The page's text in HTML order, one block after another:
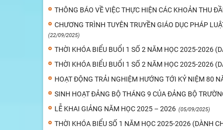
THÔNG BÁO VỀ VIỆC THỰC HIỆN CÁC KHOẢN THU
CHƯƠNG TRÌNH TUYÊN TRUYỀN GIÁO DỤC PHÁP
(22/09/2025)
THỜI KHÓA BIỂU BUỔI 1 SỐ 2 NĂM HỌC 2025-2026
THỜI KHÓA BIỂU BUỔI 1 SỐ 2 NĂM HỌC 2025-2026
HOẠT ĐỘNG TRẢI NGHIỆM HƯỚNG TỚI KỶ NIỆM 80
SINH HOẠT ĐẢNG BỘ THÁNG 9 CỦA ĐẢNG BỘ
LỄ KHAI GIẢNG NĂM HỌC 2025 – 2026 (05/09/2025)
THỜI KHÓA BIỂU SỐ 1 NĂM HỌC 2025-2026 (DÀNH